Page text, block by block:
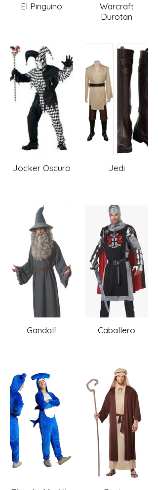
El Pinguino
Warcraft
Durotan
Jocker Oscuro Jedi
Gandalf Caballero